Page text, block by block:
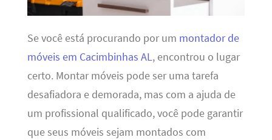
Se você está procurando por um montador de
móveis em Cacimbinhas AL, encontrou o lugar
certo. Montar móveis pode ser uma tarefa
desafiadora e demorada, mas com a ajuda de
um profissional qualificado, você pode garantir
que seus móveis sejam montados com